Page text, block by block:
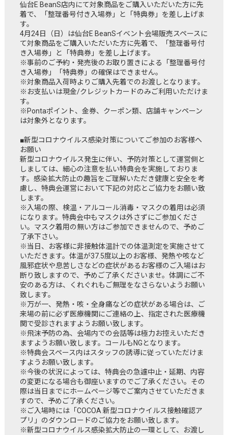
仙台E BeanS店内にて対象商品をご購入いただいた方に先
着で、「整理番号付き入場券」と「特典券」を差し上げま
す。
4月24日（日）は仙台E BeanSイベント会場販売スペースに
て対象商品をご購入いただいた方に先着で、「整理番号付
き入場券」と「特典券」を差し上げます。
※事前のご予約・発売後のお取り置きによる「整理番号付
き入場券」「特典券」の確保はできません。
※対象商品入荷時よりご購入先着でのお渡しとなります。
※お支払いは現金/クレジットカードのみご利用いただけま
す。
※Pontaポイント、金券、クーポン類、店舗キャンペーン
は対象外となります。
■新型コロナウイルス感染対策についてご参加のお客様へ
お願い
新型コロナウイルス発生に伴い、予防対策として運営側と
しましては、細心の注意を払い特典会を実施しておりま
す。感染拡大防止の趣旨をご理解いただき健康と安全を考
慮し、特典会運営において下記の対応とご協力をお願い致
します。
※入場の際、検温・アルコール消毒・マスクの着用は必須
になります。特典会中もマスクは外さずにご参加くださ
い。マスク着用の無い方はご参加できませんので、予めご
了承下さい。
※当日、お客様に非接触体温計での体温測定を実施させて
いただきます。体温が37.5度以上のお客様、発熱や咳など
風邪症状や息苦しさなどの症状があるお客様のご入場はお
断り致しますので、予めご了承くださいませ。体調にご不
安のある方は、くれぐれもご無理をなさらないようお願い
致します。
※万が一、発熱・咳・全身痛などの症状がある場合は、ご
来場の前に必ず医療機関にご連絡の上、指定された医療機
関で受診されますようお願い致します。
※飛沫予防の為、会場内での会話等は極力お控えいただき
ますようお願い致します。コールもNGとなります。
※特典会スペース内はスタッフの誘導に従っていただけま
すようお願い致します。
※今後の状況によっては、特典会の急遽中止・延期、内容
の変更になる場合も御座いますのでご了承ください。その
際は当日までにホームページ等でご案内させていただきま
すので、予めご了承ください。
※ご入場時には「COCOA 新型コロナウイルス接触確認ア
プリ」のダウンロードのご協力をお願い致します。
※新型コロナウイルス感染拡大防止の一環として、お渡し